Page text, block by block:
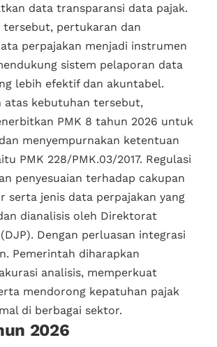
data transparansi data pajak.
tersebut, pertukaran dan
perpajakan menjadi instrumen
sistem pelaporan data
lebih efektif dan akuntabel.
atas kebutuhan tersebut,
PMK 8 tahun 2026 untuk
menyempurnakan ketentuan
PMK 228/PMK.03/2017. Regulasi
penyesuaian terhadap cakupan
serta jenis data perpajakan yang
dianalisis oleh Direktorat
Dengan perluasan integrasi
Pemerintah diharapkan
analisis, memperkuat
mendorong kepatuhan pajak
di berbagai sektor.
2026